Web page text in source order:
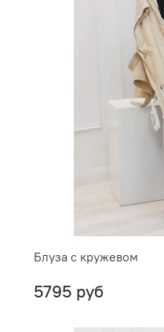
Блуза с кружевом
5795 руб